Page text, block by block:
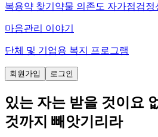
복용약 찾기 약물 의존도 자가점검정
마음관리 이야기
단체 및 기업용 복지 프로그램
회원가입 로그인
있는 자는 받을 것이요
것까지 빼앗기리라